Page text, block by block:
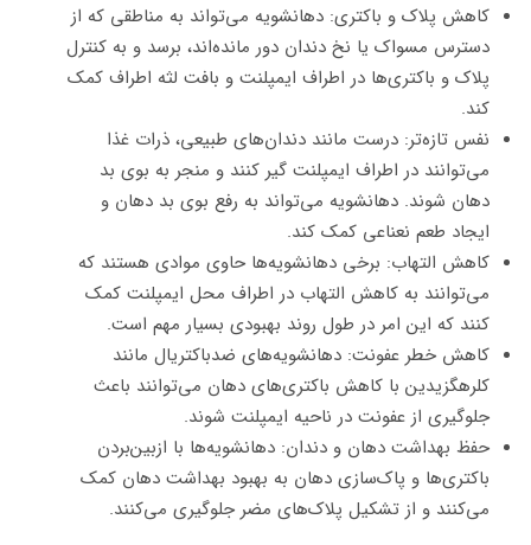
کاهش پلاک و باکتری: دهانشویه می‌تواند به مناطقی که از
دسترس مسواک یا نخ دندان دور مانده‌اند، برسد و به کنترل
پلاک و باکتری‌ها در اطراف ایمپلنت و بافت لثه اطراف کمک
کند.
نفس تازه‌تر: درست مانند دندان‌های طبیعی، ذرات غذا
می‌توانند در اطراف ایمپلنت‌ گیر کنند و منجر به بوی بد
دهان شوند. دهانشویه می‌تواند به رفع بوی بد دهان و
ایجاد طعم نعناعی کمک کند.
کاهش التهاب: برخی دهانشویه‌ها حاوی موادی هستند که
می‌توانند به کاهش التهاب در اطراف محل ایمپلنت کمک
کنند که این امر در طول روند بهبودی بسیار مهم است.
کاهش خطر عفونت: دهانشویه‌های ضدباکتریال مانند
کلرهگزیدین با کاهش باکتری‌های دهان می‌توانند باعث
جلوگیری از عفونت در ناحیه ایمپلنت شوند.
حفظ بهداشت دهان و دندان: دهانشویه‌ها با ازبین‌بردن
باکتری‌ها و پاک‌سازی دهان به بهبود بهداشت دهان کمک
می‌کنند و از تشکیل پلاک‌های مضر جلوگیری می‌کنند.